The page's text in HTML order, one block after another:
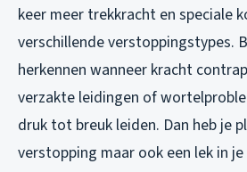
keer meer trekkracht en speciale
verschillende verstoppingstypes.
herkennen wanneer kracht
verzakte leidingen of
druk tot breuk leiden. Dan heb je
verstopping maar ook een lek in